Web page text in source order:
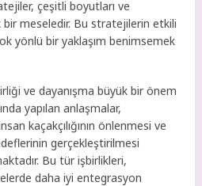
çeşitli boyutları ve
bir meseledir. Bu stratejilerin etkili
yönlü bir yaklaşım benimsemek
ve dayanışma büyük bir önem
yapılan anlaşmalar,
kaçakçılığının önlenmesi ve
gerçekleştirilmesi
Bu tür işbirlikleri,
daha iyi entegrasyon